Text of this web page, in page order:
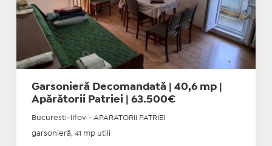
Garsonieră Decomandată | 40,6 mp |
Apărătorii Patriei | 63.500€
Bucuresti-Ilfov - APARATORII PATRIEI
garsonieră, 41 mp utili